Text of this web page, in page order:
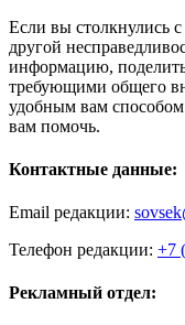
Если вы столкнулись
другой
информацию,
требующими общего
удобным вам
вам помочь.
Контактные данные:
Email редакции:
Телефон редакции: +7
Рекламный отдел: